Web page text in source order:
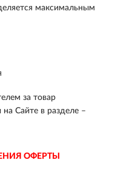
максимальным
за товар
Сайте в разделе –
ОФЕРТЫ